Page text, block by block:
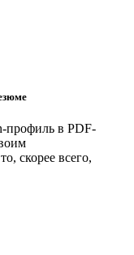
профиль в PDF-
скорее всего,